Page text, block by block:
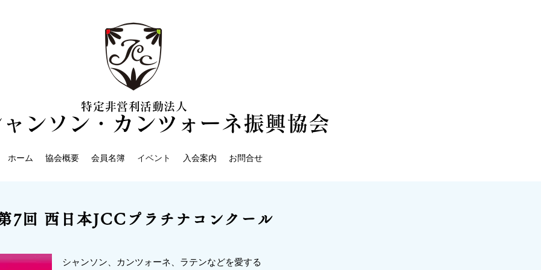
特定非営利活動法 人
ンソン・カ ンツォーネ振興協会
ホーム 協会概要 会員名簿 イベント 入会案内 お問合せ
7回 西日本JCCプラチナコンクール
シャンソン、カンツォーネ、ラテンなどを愛する